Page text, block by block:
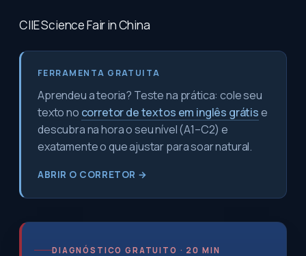
CIIE Science Fair in China
FERRAMENTA GRATUITA
Aprendeu a teoria? Teste na prática: cole seu
texto no corretor de textos em inglês grátise
descubra na hora o seu nível (A1–C2) e
exatamente o que ajustar para soar natural.
ABRIR O CORRETOR →
DIAGNÓSTICO GRATUITO · 20 MIN